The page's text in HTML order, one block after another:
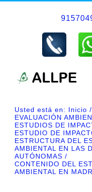
Usted está en: Inicio
EVALUACIÓN
ESTUDIOS DE
ESTUDIO DE
ESTRUCTURA DEL
AMBIENTAL EN LAS
AUTÓNOMAS
CONTENIDO DEL
AMBIENTAL EN